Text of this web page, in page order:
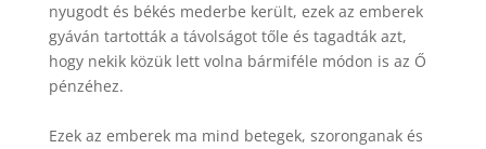
nyugodt és békés mederbe került, ezek az emberek
gyáván tartották a távolságot tőle és tagadták azt,
hogy nekik közük lett volna bármiféle módon is az Ő
pénzéhez.
Ezek az emberek ma mind betegek, szoronganak és